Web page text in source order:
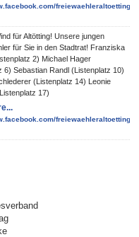
freiewaehleraltoetting/
für Altötting! Unsere jungen
für Sie in den Stadtrat! Franziska
2) Michael Hager
6) Sebastian Randl (Listenplatz 10)
(Listenplatz 14) Leonie
17)
freiewaehleraltoetting/